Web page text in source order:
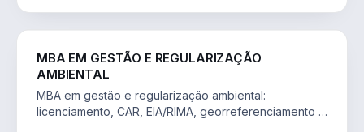
MBA EM GESTÃO E REGULARIZAÇÃO
AMBIENTAL
MBA em gestão e regularização ambiental:
licenciamento, CAR, EIA/RIMA, georreferenciamento e